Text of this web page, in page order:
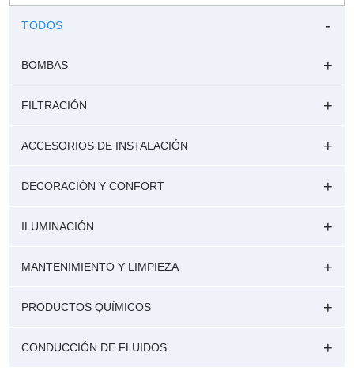
TODOS
BOMBAS
FILTRACIÓN
ACCESORIOS DE INSTALACIÓN
DECORACIÓN Y CONFORT
ILUMINACIÓN
MANTENIMIENTO Y LIMPIEZA
PRODUCTOS QUÍMICOS
CONDUCCIÓN DE FLUIDOS